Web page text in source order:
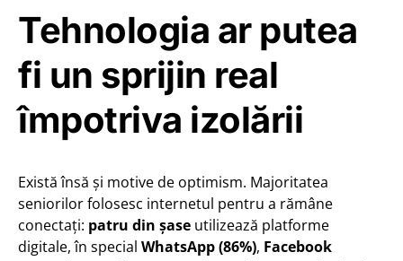
Tehnologia ar putea
fi un sprijin real
împotriva izolării
Există însă și motive de optimism. Majoritatea
seniorilor folosesc internetul pentru a rămâne
conectați: patru din șase utilizează platforme
digitale, în special WhatsApp (86%), Facebook